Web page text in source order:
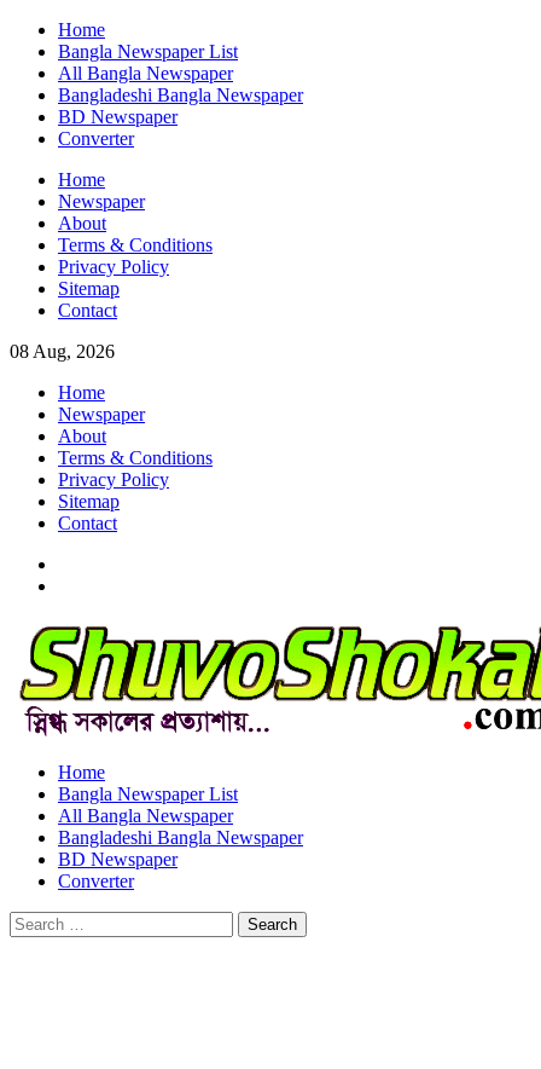
Skip
content
Home
Bangla Newspaper List
All Bangla Newspaper
Bangladeshi Bangla Newspaper
BD Newspaper
Converter
Home
Newspaper
About
Terms & Conditions
Privacy Policy
Sitemap
Contact
08 Aug, 2026
Home
Newspaper
About
Terms & Conditions
Privacy Policy
Sitemap
Contact
Home
Bangla Newspaper List
All Bangla Newspaper
Bangladeshi Bangla Newspaper
BD Newspaper
Converter
Search
for: